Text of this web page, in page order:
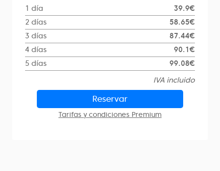
1 día
39.9€
2 días
58.65€
3 días
87.44€
4 días
90.1€
5 días
99.08€
IVA incluido
Reservar
Tarifas y condiciones Premium